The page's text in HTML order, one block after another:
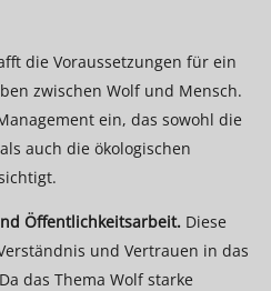
die Voraussetzungen für ein
zwischen Wolf und Mensch.
ein, das sowohl die
auch die ökologischen
Öffentlichkeitsarbeit.Diese
und Vertrauen in das
das Thema Wolf starke